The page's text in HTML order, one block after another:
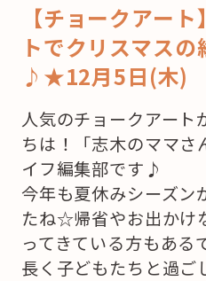
【チョークアー
トでクリスマスの
♪★12月5日(木)
人気のチョークアート
ちは！「志木のママさ
イフ編集部です♪
今年も夏休みシーズン
たね☆帰省やお出かけ
ってきている方もある
長く子どもたちと過